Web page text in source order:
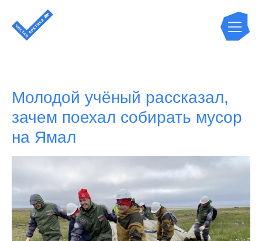
Молодой учёный рассказал,
зачем поехал собирать мусор
на Ямал